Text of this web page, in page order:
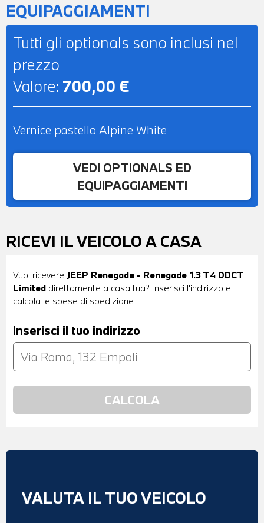
EQUIPAGGIAMENTI
Tutti gli optionals sono inclusi nel
prezzo
Valore: 700,00 €
Vernice pastello Alpine White
VEDI OPTIONALS ED
EQUIPAGGIAMENTI
RICEVI IL VEICOLO A CASA
Vuoi ricevere JEEP Renegade - Renegade 1.3 T4 DDCT
Limited direttamente a casa tua? Inserisci l'indirizzo e
calcola le spese di spedizione
Inserisci il tuo indirizzo
VALUTA IL TUO VEICOLO